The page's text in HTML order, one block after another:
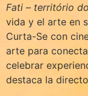
Fati – território
vida y el arte en
Curta-Se con
arte para
celebrar
destaca la